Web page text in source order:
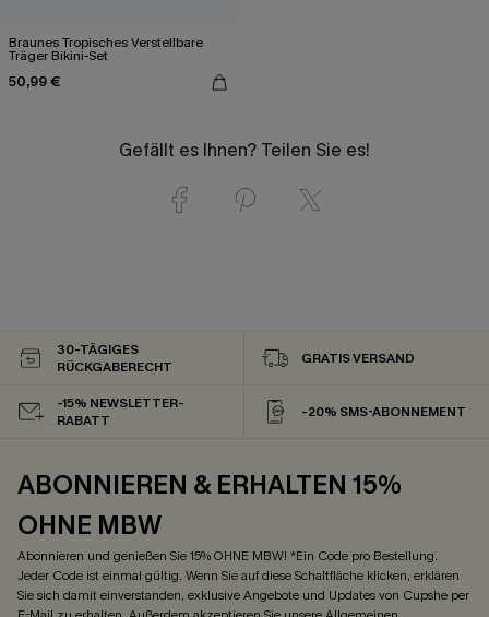
Braunes Tropisches Verstellbare
Träger Bikini-Set
50,99 €
Gefällt es Ihnen? Teilen Sie es!
30-TÄGIGES
RÜCKGABERECHT
GRATIS VERSAND
-15% NEWSLETTER-
RABATT
-20% SMS-ABONNEMENT
ABONNIEREN & ERHALTEN 15%
OHNE MBW
Abonnieren und genießen Sie 15% OHNE MBW! *Ein Code pro Bestellung.
Jeder Code ist einmal gültig. Wenn Sie auf diese Schaltfläche klicken, erklären
Sie sich damit einverstanden, exklusive Angebote und Updates von Cupshe per